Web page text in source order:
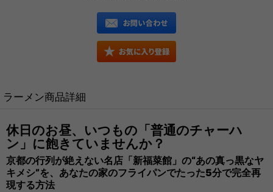
ラーメン商品詳細
休日のお昼、いつもの「普通のチャーハ
ン」に飽きていませんか？
京都の行列が絶えない名店「新福菜館」の“あの真っ黒なヤ
キメシ”を、あなたの家のフライパンでたった5分で完全再
現する方法